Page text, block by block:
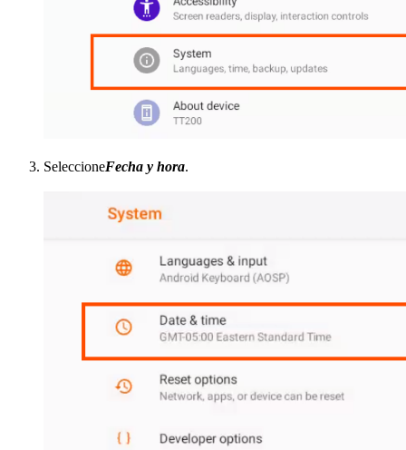
SeleccioneFecha y hora.